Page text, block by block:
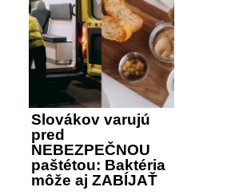
Slovákov varujú
pred
NEBEZPEČNOU
paštétou: Baktéria
môže aj ZABÍJAŤ